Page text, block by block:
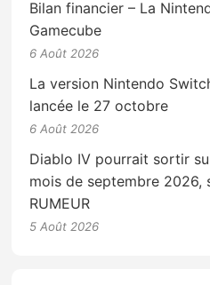
Bilan financier – La
Gamecube
6 Août 2026
La version Nintendo
lancée le 27 octobre
6 Août 2026
Diablo IV pourrait sortir
mois de septembre 2026,
RUMEUR
5 Août 2026